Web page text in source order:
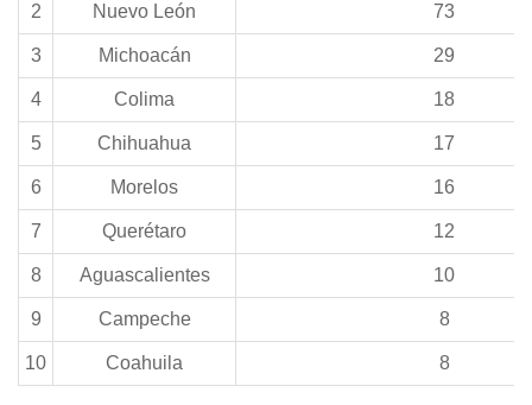
2 Nuevo León 73
3 Michoacán 29
4 Colima 18
5 Chihuahua 17
6 Morelos 16
7 Querétaro 12
8 Aguascalientes 10
9 Campeche 8
10 Coahuila 8